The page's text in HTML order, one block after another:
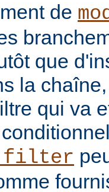
de
que
la
qui va